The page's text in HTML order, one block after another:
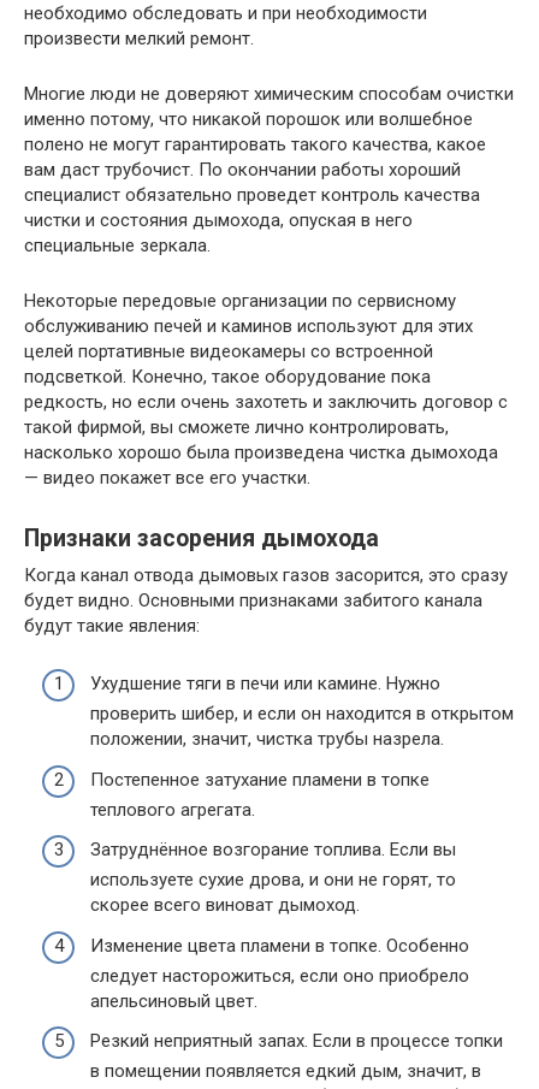
необходимо обследовать и при необходимости
произвести мелкий ремонт.
Многие люди не доверяют химическим способам очистки
именно потому, что никакой порошок или волшебное
полено не могут гарантировать такого качества, какое
вам даст трубочист. По окончании работы хороший
специалист обязательно проведет контроль качества
чистки и состояния дымохода, опуская в него
специальные зеркала.
Некоторые передовые организации по сервисному
обслуживанию печей и каминов используют для этих
целей портативные видеокамеры со встроенной
подсветкой. Конечно, такое оборудование пока
редкость, но если очень захотеть и заключить договор с
такой фирмой, вы сможете лично контролировать,
насколько хорошо была произведена чистка дымохода
— видео покажет все его участки.
Признаки засорения дымохода
Когда канал отвода дымовых газов засорится, это сразу
будет видно. Основными признаками забитого канала
будут такие явления:
Ухудшение тяги в печи или камине. Нужно
проверить шибер, и если он находится в открытом
положении, значит, чистка трубы назрела.
Постепенное затухание пламени в топке
теплового агрегата.
Затруднённое возгорание топлива. Если вы
используете сухие дрова, и они не горят, то
скорее всего виноват дымоход.
Изменение цвета пламени в топке. Особенно
следует насторожиться, если оно приобрело
апельсиновый цвет.
Резкий неприятный запах. Если в процессе топки
в помещении появляется едкий дым, значит, в